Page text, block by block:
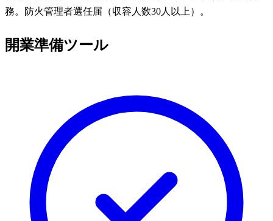
務。防火管理者選任届（収容人数30人以上）。
開業準備ツール